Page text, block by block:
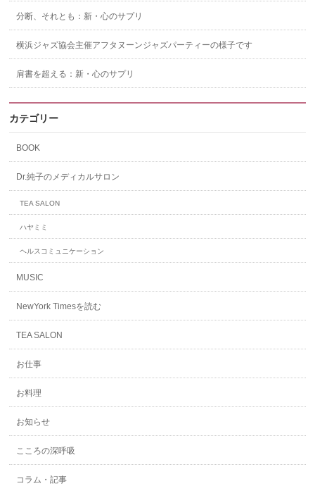
分断、それとも：新・心のサプリ
横浜ジャズ協会主催アフタヌーンジャズパーティーの様子です
肩書を超える：新・心のサプリ
カテゴリー
BOOK
Dr.純子のメディカルサロン
TEA SALON
ハヤミミ
ヘルスコミュニケーション
MUSIC
NewYork Timesを読む
TEA SALON
お仕事
お料理
お知らせ
こころの深呼吸
コラム・記事